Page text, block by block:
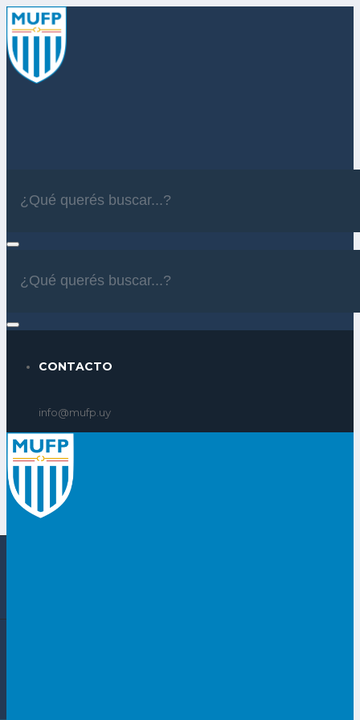
CONTACTO
info@mufp.uy